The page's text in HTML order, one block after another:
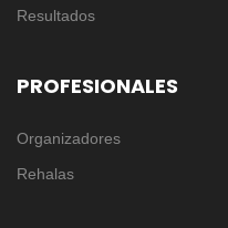
Resultados
PROFESIONALES
Organizadores
Rehalas